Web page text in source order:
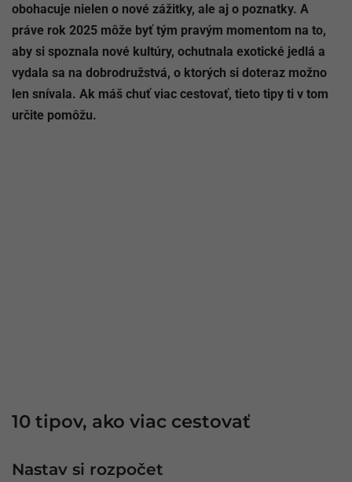
obohacuje nielen o nové zážitky, ale aj o poznatky. A
práve rok 2025 môže byť tým pravým momentom na to,
aby si spoznala nové kultúry, ochutnala exotické jedlá a
vydala sa na dobrodružstvá, o ktorých si doteraz možno
len snívala. Ak máš chuť viac cestovať, tieto tipy ti v tom
určite pomôžu.
10 tipov, ako viac cestovať
Nastav si rozpočet